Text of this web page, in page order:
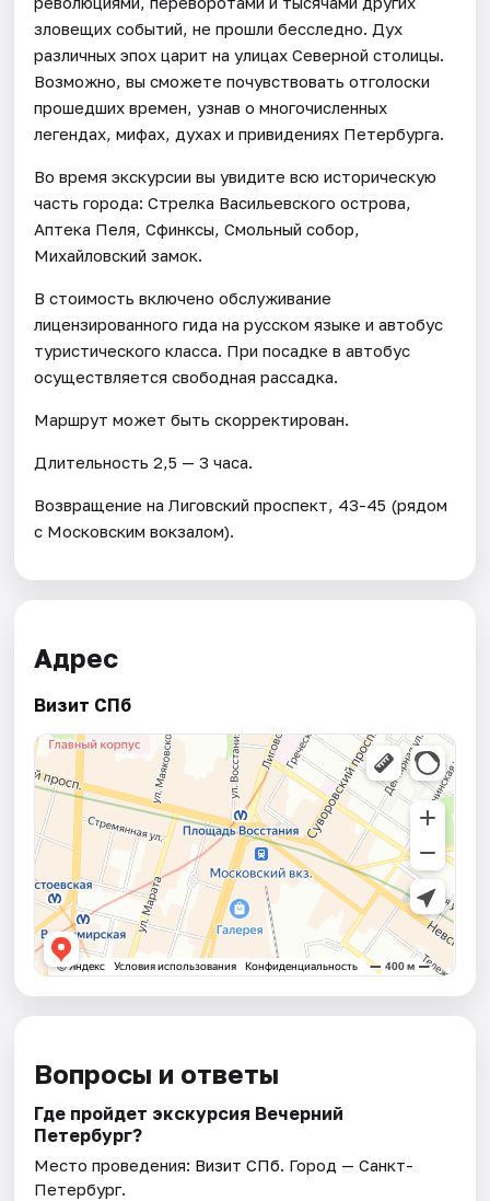
зловещих событий, не прошли бесследно. Дух
различных эпох царит на улицах Северной столицы.
Возможно, вы сможете почувствовать отголоски
прошедших времен, узнав о многочисленных
легендах, мифах, духах и привидениях Петербурга.
Во время экскурсии вы увидите всю историческую
часть города: Стрелка Васильевского острова,
Аптека Пеля, Сфинксы, Смольный собор,
Михайловский замок.
В стоимость включено обслуживание
лицензированного гида на русском языке и автобус
туристического класса. При посадке в автобус
осуществляется свободная рассадка.
Маршрут может быть скорректирован.
Длительность 2,5 — 3 часа.
Возвращение на Лиговский проспект, 43-45 (рядом
с Московским вокзалом).
Адрес
Визит СПб
Вопросы и ответы
Где пройдет экскурсия Вечерний
Петербург?
Место проведения: Визит СПб. Город — Санкт-
Петербург.